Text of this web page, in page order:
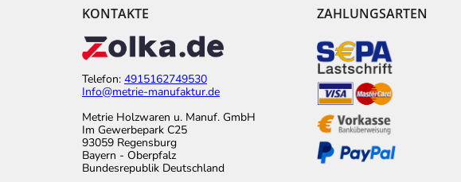
KONTAKTE
Telefon: 4915162749530
Info@metrie-manufaktur.de
Metrie Holzwaren u. Manuf. GmbH
Im Gewerbepark C25
93059 Regensburg
Bayern - Oberpfalz
Bundesrepublik Deutschland
ZAHLUNGSARTEN